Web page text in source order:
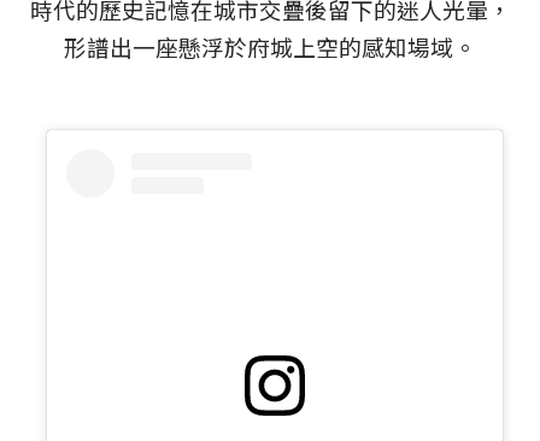
時代的歷史記憶在城市交疊後留下的迷人光暈，
形譜出一座懸浮於府城上空的感知場域。